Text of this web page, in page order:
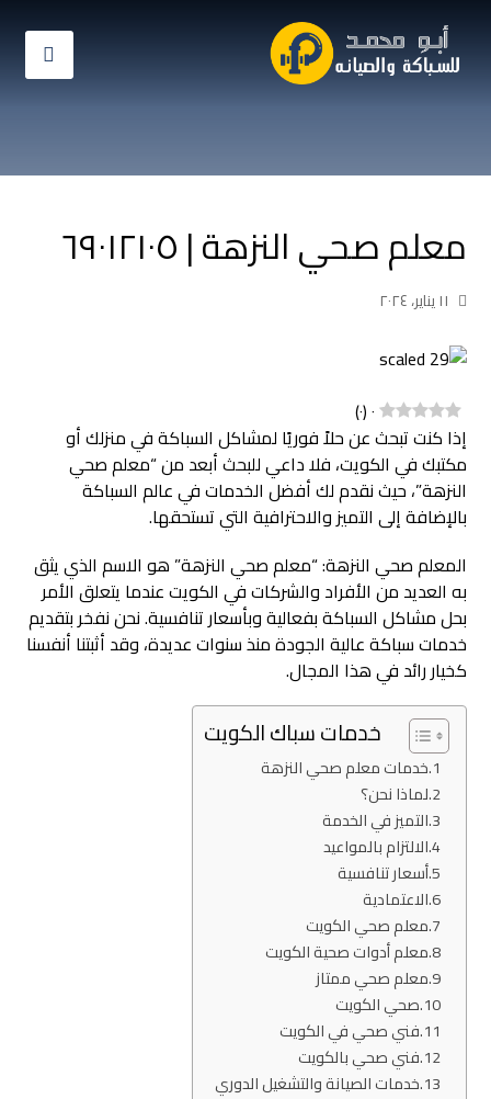
معلم صحي النزهة | ٦٩٠١٢١٠٥
١١ يناير، ٢٠٢٤
٠(٠)
إذا كنت تبحث عن حلاً فوريًا لمشاكل السباكة في منزلك أو
مكتبك في الكويت، فلا داعي للبحث أبعد من “معلم صحي
النزهة”، حيث نقدم لك أفضل الخدمات في عالم السباكة
بالإضافة إلى التميز والاحترافية التي تستحقها.
المعلم صحي النزهة: “معلم صحي النزهة” هو الاسم الذي يثق
به العديد من الأفراد والشركات في الكويت عندما يتعلق الأمر
بحل مشاكل السباكة بفعالية وبأسعار تنافسية. نحن نفخر بتقديم
خدمات سباكة عالية الجودة منذ سنوات عديدة، وقد أثبتنا أنفسنا
كخيار رائد في هذا المجال.
خدمات سباك الكويت
خدمات معلم صحي النزهة
لماذا نحن؟
التميز في الخدمة
الالتزام بالمواعيد
أسعار تنافسية
الاعتمادية
معلم صحي الكويت
معلم أدوات صحية الكويت
معلم صحي ممتاز
صحي الكويت
فني صحي في الكويت
فني صحي بالكويت
خدمات الصيانة والتشغيل الدوري